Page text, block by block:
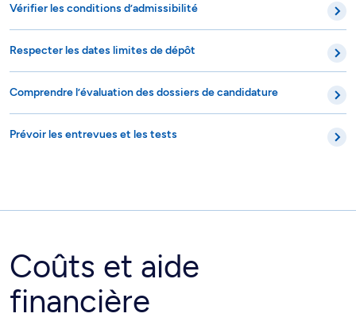
Vérifier les conditions d’admissibilité
Respecter les dates limites de dépôt
Comprendre l’évaluation des dossiers de candidature
Prévoir les entrevues et les tests
Coûts et aide
financière